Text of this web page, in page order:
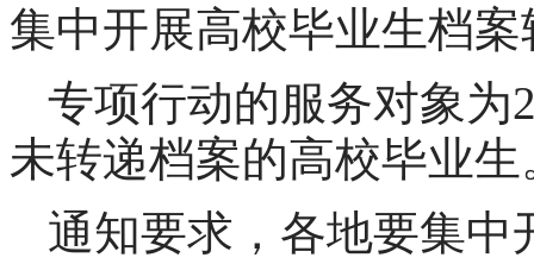
集中开展高校毕业生档
专项行动的服务对象为
未转递档案的高校毕业生
通知要求，各地要集中